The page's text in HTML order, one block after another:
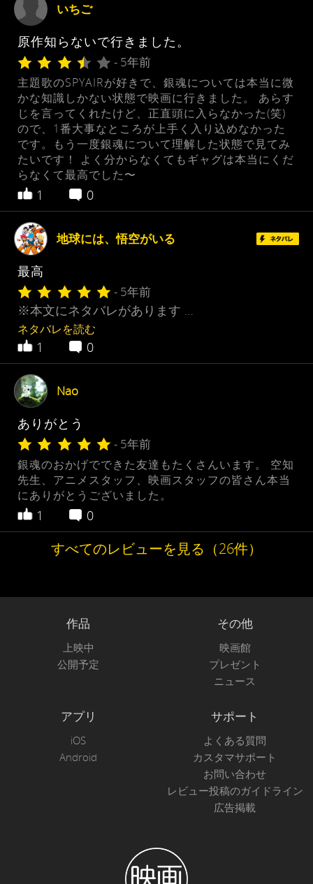
いちご
原作知らないで行きました。
- 5年前
主題歌のSPYAIRが好きで、銀魂については本当に微
かな知識しかない状態で映画に行きました。 あらす
じを言ってくれたけど、正直頭に入らなかった(笑)
ので、1番大事なところが上手く入り込めなかった
です。もう一度銀魂について理解した状態で見てみ
たいです！ よく分からなくてもギャグは本当にくだ
らなくて最高でした〜
1 0
地球には、悟空がいる
最高
- 5年前
※本文にネタバレがあります …
ネタバレを読む
1 0
Nao
ありがとう
- 5年前
銀魂のおかげでできた友達もたくさんいます。 空知
先生、アニメスタッフ、映画スタッフの皆さん本当
にありがとうございました。
1 0
すべてのレビューを見る（26件）
作品
上映中
公開予定
その他
映画館
プレゼント
ニュース
アプリ
iOS
Android
サポート
よくある質問
カスタマサポート
お問い合わせ
レビュー投稿のガイドライン
広告掲載